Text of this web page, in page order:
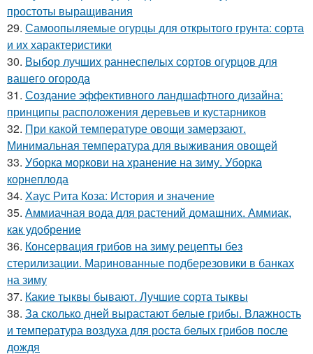
простоты выращивания
29. Самоопыляемые огурцы для открытого грунта: сорта
и их характеристики
30. Выбор лучших раннеспелых сортов огурцов для
вашего огорода
31. Создание эффективного ландшафтного дизайна:
принципы расположения деревьев и кустарников
32. При какой температуре овощи замерзают.
Минимальная температура для выживания овощей
33. Уборка моркови на хранение на зиму. Уборка
корнеплода
34. Хаус Рита Коза: История и значение
35. Аммиачная вода для растений домашних. Аммиак,
как удобрение
36. Консервация грибов на зиму рецепты без
стерилизации. Маринованные подберезовики в банках
на зиму
37. Какие тыквы бывают. Лучшие сорта тыквы
38. За сколько дней вырастают белые грибы. Влажность
и температура воздуха для роста белых грибов после
дождя